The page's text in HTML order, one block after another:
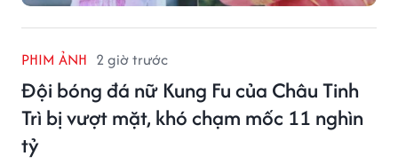
PHIM ẢNH 2 giờ trước
Đội bóng đá nữ Kung Fu của Châu Tinh
Trì bị vượt mặt, khó chạm mốc 11 nghìn
tỷ